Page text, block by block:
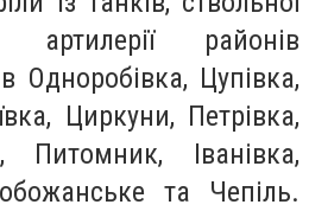
артилерії районів
Одноробівка, Цупівка,
Циркуни, Петрівка,
Питомник, Іванівка,
та Чепіль.